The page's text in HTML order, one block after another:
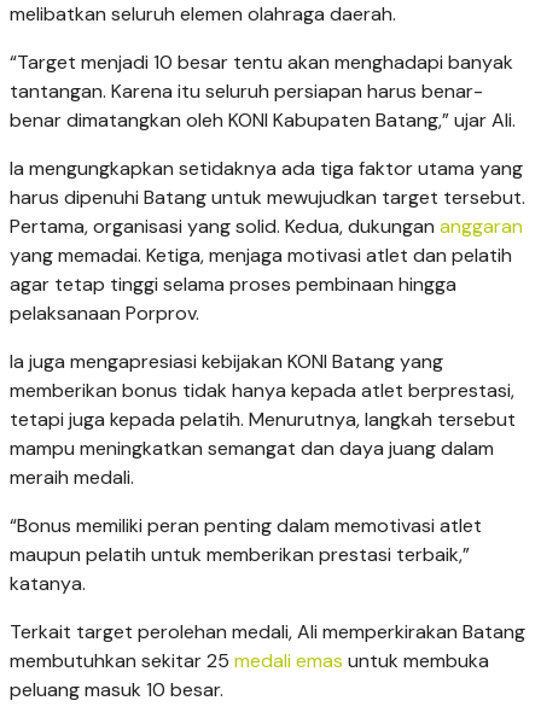
melibatkan seluruh elemen olahraga daerah.
“Target menjadi 10 besar tentu akan menghadapi banyak
tantangan. Karena itu seluruh persiapan harus benar-
benar dimatangkan oleh KONI Kabupaten Batang,” ujar Ali.
Ia mengungkapkan setidaknya ada tiga faktor utama yang
harus dipenuhi Batang untuk mewujudkan target tersebut.
Pertama, organisasi yang solid. Kedua, dukungan anggaran
yang memadai. Ketiga, menjaga motivasi atlet dan pelatih
agar tetap tinggi selama proses pembinaan hingga
pelaksanaan Porprov.
Ia juga mengapresiasi kebijakan KONI Batang yang
memberikan bonus tidak hanya kepada atlet berprestasi,
tetapi juga kepada pelatih. Menurutnya, langkah tersebut
mampu meningkatkan semangat dan daya juang dalam
meraih medali.
“Bonus memiliki peran penting dalam memotivasi atlet
maupun pelatih untuk memberikan prestasi terbaik,”
katanya.
Terkait target perolehan medali, Ali memperkirakan Batang
membutuhkan sekitar 25 medali emas untuk membuka
peluang masuk 10 besar.